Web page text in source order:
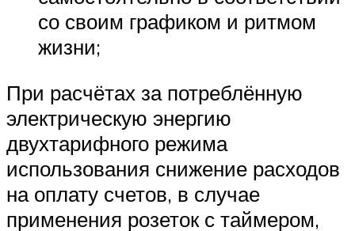
со своим графиком и ритмом
жизни;
При расчётах за потреблённую
электрическую энергию
двухтарифного режима
использования снижение расходов
на оплату счетов, в случае
применения розеток с таймером,